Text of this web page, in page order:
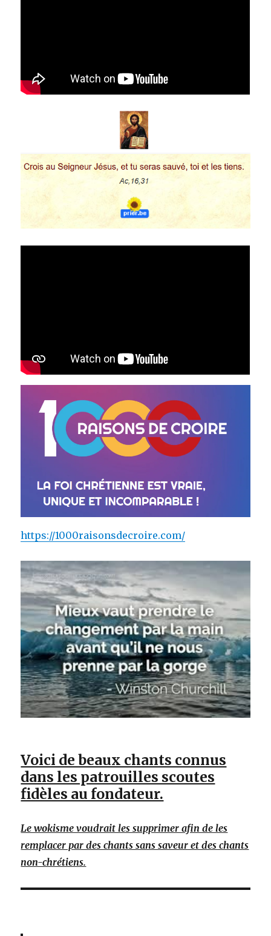
https://1000raisonsdecroire.com/
Voici de beaux chants connus
dans les patrouilles scoutes
fidèles au fondateur.
Le wokisme voudrait les supprimer afin de les
remplacer par des chants sans saveur et des chants
non-chrétiens.